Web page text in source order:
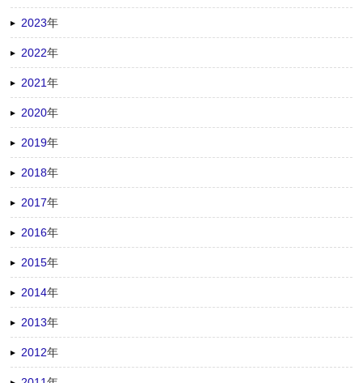
2023年
2022年
2021年
2020年
2019年
2018年
2017年
2016年
2015年
2014年
2013年
2012年